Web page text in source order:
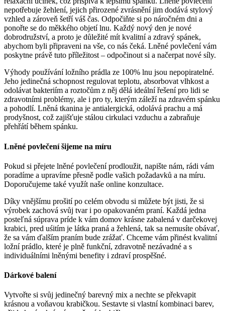
nepotřebuje žehlení, jejich přirozené zvrásnění jim dodává stylový
vzhled a zároveň šetří váš čas. Odpočiňte si po náročném dni a
ponořte se do měkkého objetí lnu. Každý nový den je nové
dobrodružství, a proto je důležité mít kvalitní a zdravý spánek,
abychom byli připraveni na vše, co nás čeká. Lněné povlečení vám
poskytne právě tuto příležitost – odpočinout si a načerpat nové síly.
Výhody používání ložního prádla ze 100% lnu jsou nepopiratelné.
Jeho jedinečná schopnost regulovat teplotu, absorbovat vlhkost a
odolávat bakteriím a roztočům z něj dělá ideální řešení pro lidi se
zdravotními problémy, ale i pro ty, kterým záleží na zdravém spánku
a pohodlí. Lněná tkanina je antialergická, odolává prachu a má
prodyšnost, což zajišťuje stálou cirkulaci vzduchu a zabraňuje
přehřátí během spánku.
Lněné povlečení šijeme na míru
Pokud si přejete lněné povlečení prodloužit, napište nám, rádi vám
poradíme a upravíme přesně podle vašich požadavků a na míru.
Doporučujeme také využít naše online konzultace.
Díky vnějšímu prošití po celém obvodu si můžete být jisti, že si
výrobek zachová svůj tvar i po opakovaném praní. Každá jedna
posteľná súprava príde k vám domov krásne zabalená v darčekovej
krabici, pred uśitím je látka praná a žehlená, tak sa nemusíte obávať,
že sa vám ďalším praním bude zrážať. Chceme vám přinést kvalitní
ložní prádlo, které je plně funkční, zdravotně nezávadné a s
individuálními lněnými benefity i zdraví prospěšné.
Dárkové balení
Vytvořte si svůj jedinečný barevný mix a nechte se překvapit
krásnou a voňavou krabičkou. Sestavte si vlastní kombinaci barev,